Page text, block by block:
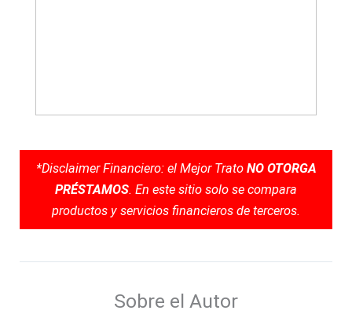
*Disclaimer Financiero: el Mejor Trato NO OTORGA
PRÉSTAMOS. En este sitio solo se compara
productos y servicios financieros de terceros.
Sobre el Autor